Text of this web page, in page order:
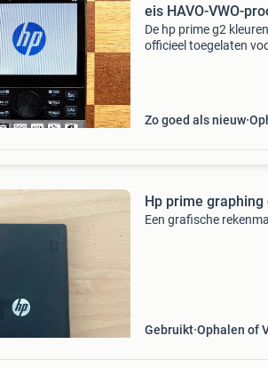
eis HAVO-VWO-
De hp prime g2
officieel toegelaten
Zo goed als nieuw
Hp prime
Een grafische
Gebruikt Ophalen of